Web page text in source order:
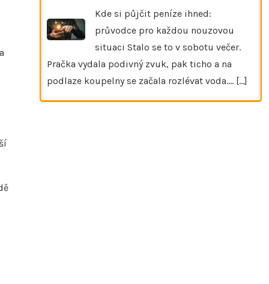
Kde si půjčit peníze ihned:
průvodce pro každou nouzovou
situaci Stalo se to v sobotu večer.
Pračka vydala podivný zvuk, pak ticho a na
podlaze koupelny se začala rozlévat voda.… [...]